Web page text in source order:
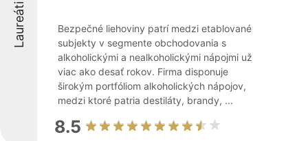
Laureáti
Bezpečné liehoviny patrí medzi etablované
subjekty v segmente obchodovania s
alkoholickými a nealkoholickými nápojmi už
viac ako desať rokov. Firma disponuje
širokým portfóliom alkoholických nápojov,
medzi ktoré patria destiláty, brandy, ...
8.5